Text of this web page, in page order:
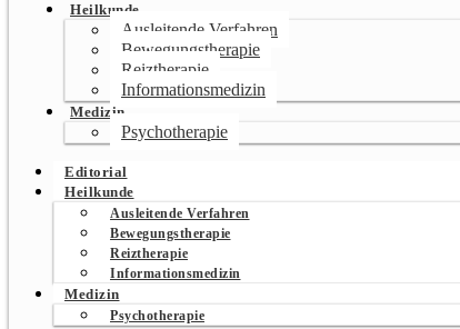
Heilkunde
Ausleitende Verfahren
Bewegungstherapie
Reiztherapie
Informationsmedizin
Medizin
Psychotherapie
Editorial
Heilkunde
Ausleitende Verfahren
Bewegungstherapie
Reiztherapie
Informationsmedizin
Medizin
Psychotherapie